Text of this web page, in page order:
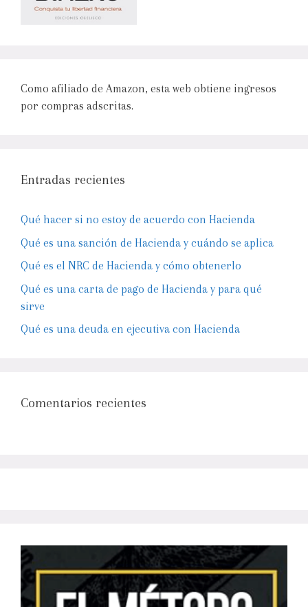
Como afiliado de Amazon, esta web obtiene ingresos
por compras adscritas.
Entradas recientes
Qué hacer si no estoy de acuerdo con Hacienda
Qué es una sanción de Hacienda y cuándo se aplica
Qué es el NRC de Hacienda y cómo obtenerlo
Qué es una carta de pago de Hacienda y para qué
sirve
Qué es una deuda en ejecutiva con Hacienda
Comentarios recientes